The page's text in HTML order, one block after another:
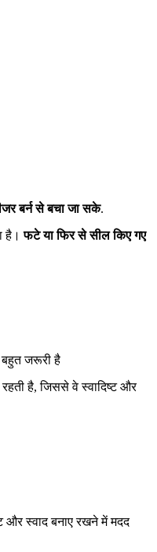
बर्न से बचा जा सके.
है।फटे या फिर से सील किए गए
जरूरी है
है, जिससे वे स्वादिष्ट और
स्वाद बनाए रखने में मदद